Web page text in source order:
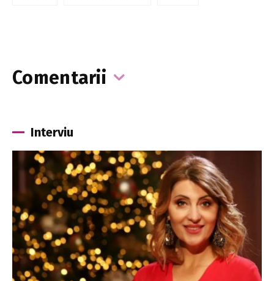
Comentarii
Interviu